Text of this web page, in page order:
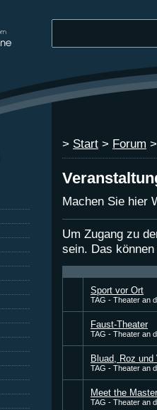
> Start > Forum
Machen Sie hier
Um Zugang zu
sein. Das
Sport vor Ort
TAG - Theater an
Faust-Theater
TAG - Theater an
Bluad, Roz und
TAG - Theater an
Meet the
TAG - Theater an